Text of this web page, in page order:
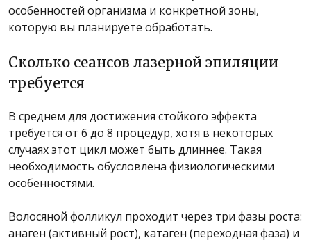
особенностей организма и конкретной зоны,
которую вы планируете обработать.
Сколько сеансов лазерной эпиляции
требуется
В среднем для достижения стойкого эффекта
требуется от 6 до 8 процедур, хотя в некоторых
случаях этот цикл может быть длиннее. Такая
необходимость обусловлена ​​физиологическими
особенностями.
Волосяной фолликул проходит через три фазы роста:
анаген (активный рост), катаген (переходная фаза) и